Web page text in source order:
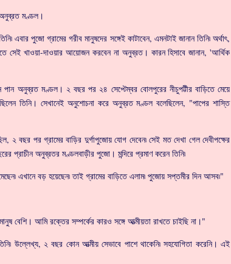
অনুব্রত মণ্ডল।
পুজো গ্রামের গরীব মানুষদের সঙ্গেই কাটাবেন, এমনটাই জানান তিনি৷ অর্থাৎ,
সেই খাওয়া-দাওয়ার আয়োজন করবেন না অনুব্রত। কারন হিসাবে জানান, 'আর্থিক
অনুব্রত মণ্ডল। ২ বছর পর ২৪ সেপ্টেম্বর বোলপুরের নীচুপট্টীর বাড়িতে মেয়ে
তিনি। সেখানেই অনুশোচনা করে অনুব্রত মণ্ডল বলেছিলেন, "পাপের শাস্তি
২ বছর পর গ্রামের বাড়ির দুর্গাপুজোয় যোগ দেবেন৷ সেই মত দেখা গেল দেবীপক্ষের
প্রাচীন অনুব্রতর মণ্ডলবাড়ীর পুজো। মন্দিরে প্রমাণ করেন তিনি৷
এখানে বড় হয়েছেন৷ তাই গ্রামের বাড়িতে এলাম৷ পুজোয় সপ্তমীর দিন আসব৷"
আমি রক্তের সম্পর্কের কারও সঙ্গে আত্মীয়তা রাখতে চাইছি না।"
উল্লেখ্য, ২ বছর কোন আত্মীয় সেভাবে পাশে থাকেনি৷ সহযোগিতা করেনি। এই